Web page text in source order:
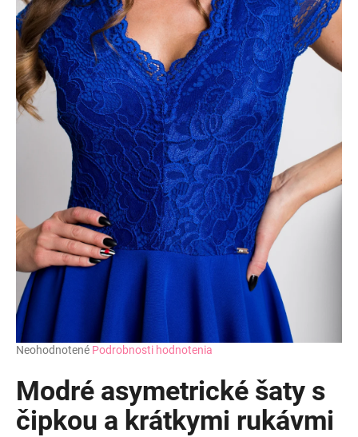
Priemerné
produktu
je
0,0
z
Neohodnotené Podrobnosti hodnotenia
Modré asymetrické šaty s
čipkou a krátkymi rukávmi